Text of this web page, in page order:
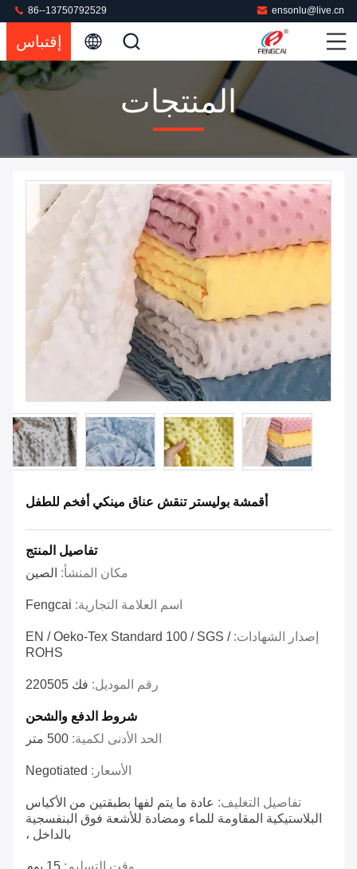
ensonlu@live.cn
86--13750792529
إقتباس
المنتجات
أقمشة بوليستر تنقش عناق مينكي أفخم للطفل
تفاصيل المنتج
مكان المنشأ: الصين
اسم العلامة التجارية: Fengcai
إصدار الشهادات: EN / Oeko-Tex Standard 100 / SGS /
ROHS
رقم الموديل: فك 220505
شروط الدفع والشحن
الحد الأدنى لكمية: 500 متر
الأسعار: Negotiated
تفاصيل التغليف: عادة ما يتم لفها بطبقتين من الأكياس
البلاستيكية المقاومة للماء ومضادة للأشعة فوق البنفسجية
بالداخل ،